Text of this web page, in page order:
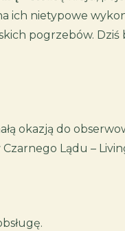
ich nietypowe
pogrzebów.
okazją do
Lądu –